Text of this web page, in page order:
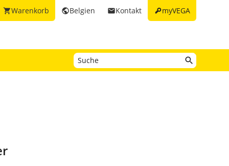
keymyVEGA
emailKontakt
publicBelgien
shopping_cartWarenkorb